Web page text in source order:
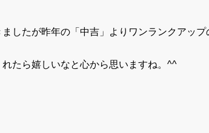
したが昨年の「中吉」よりワンランクアップ
たら嬉しいなと心から思いますね。^^